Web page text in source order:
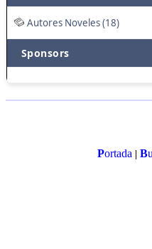
Autores Noveles (18)
Sponsors
Portada| B